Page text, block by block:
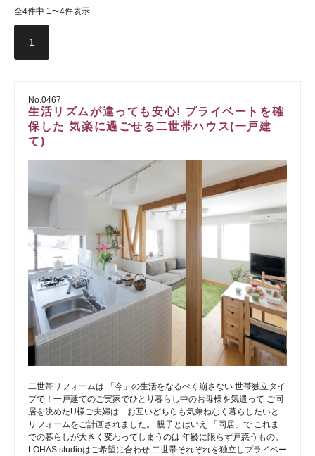
全4件中 1〜4件表示
1
No.0467
生活リズムが違っても安心! プライベートを確
保した 気楽に過ごせる二世帯ハウス(一戸建
て)
二世帯リフォームは 「今」の生活をなるべく崩さない 世帯独立タイ
プで！一戸建てのご実家でひとり暮らし中のお母様を気遣って ご同
居を決めたU様ご夫婦は お互いどちらも気兼ねなく暮らしたいと
リフォームをご計画されました。 親子とはいえ 「同居」で これま
での暮らしが大きく変わってしまうのは 年齢に限らず戸惑うもの。
LOHAS studioはご希望に合わせ 二世帯それぞれを独立しプライベー